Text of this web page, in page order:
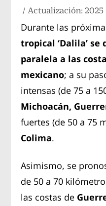
/ Actualización:2025
Durante las
tropical ‘Dalila’
paralela a las
mexicano; a su
intensas (de 75 a
Michoacán,
fuertes (de 50 a 75
Colima.
Asimismo, se
de 50 a 70
las costas de